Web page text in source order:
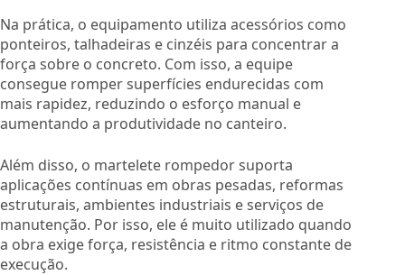
Na prática, o equipamento utiliza acessórios como
ponteiros, talhadeiras e cinzéis para concentrar a
força sobre o concreto. Com isso, a equipe
consegue romper superfícies endurecidas com
mais rapidez, reduzindo o esforço manual e
aumentando a produtividade no canteiro.
Além disso, o martelete rompedor suporta
aplicações contínuas em obras pesadas, reformas
estruturais, ambientes industriais e serviços de
manutenção. Por isso, ele é muito utilizado quando
a obra exige força, resistência e ritmo constante de
execução.